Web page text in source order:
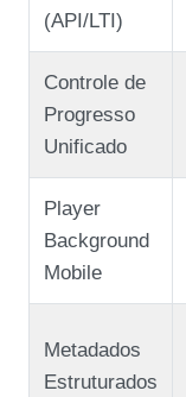
(API/LTI)
Controle de
Progresso
Unificado
Player
Background
Mobile
Metadados
Estruturados